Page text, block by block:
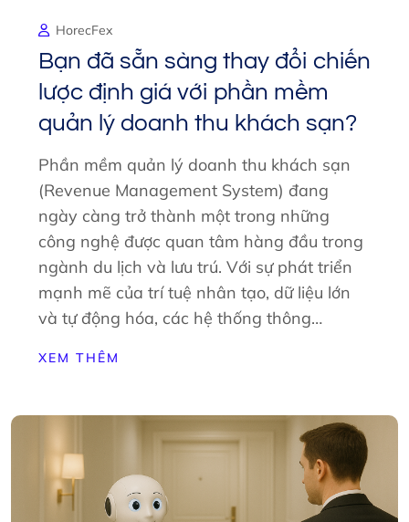
HorecFex
Bạn đã sẵn sàng thay đổi chiến
lược định giá với phần mềm
quản lý doanh thu khách sạn?
Phần mềm quản lý doanh thu khách sạn
(Revenue Management System) đang
ngày càng trở thành một trong những
công nghệ được quan tâm hàng đầu trong
ngành du lịch và lưu trú. Với sự phát triển
mạnh mẽ của trí tuệ nhân tạo, dữ liệu lớn
và tự động hóa, các hệ thống thông…
XEM THÊM